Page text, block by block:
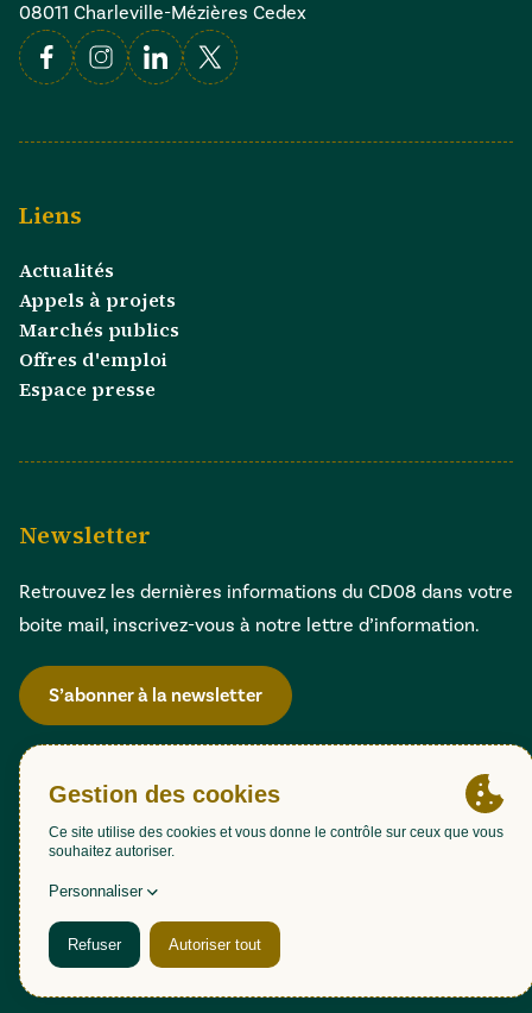
08011 Charleville-Mézières Cedex
FacebookInstagramLinkedin
X
Liens
Actualités
Appels à projets
Marchés publics
Offres d'emploi
Espace presse
Newsletter
Retrouvez les dernières informations du CD08 dans votre
boite mail, inscrivez-vous à notre lettre d’information.
S’abonner à la newsletter
Gestion des cookies
Accessibilité : partiellement conforme (98,51%)
Mentions légales
Politique de confidentialité
Plan du site
Une création